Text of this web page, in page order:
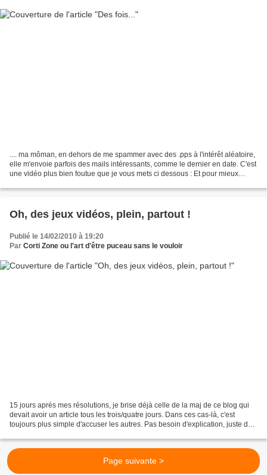
.... ma môman, en dehors de me spammer avec des .pps à l'intérêt aléatoire,
elle m'envoie parfois des mails intéressants, comme le dernier en date. C'est
une vidéo plus bien foutue que je vous mets ci dessous : Et pour mieux
Oh, des jeux vidéos, plein, partout !
Publié le 14/02/2010 à 19:20
Par Corti Zone ou l'art d'être puceau sans le vouloir
15 jours après mes résolutions, je brise déjà celle de la maj de ce blog qui
devait avoir un article tous les trois/quatre jours. Dans ces cas-là, c'est
toujours plus simple d'accuser les autres. Pas besoin d'explication, juste des
Page suivante >